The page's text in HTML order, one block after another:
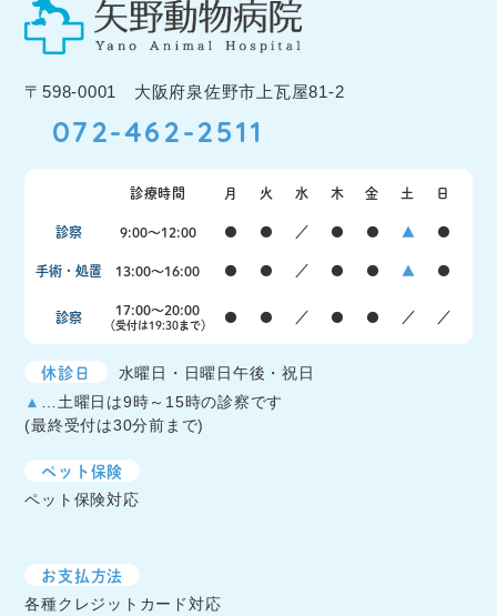
〒598-0001 大阪府泉佐野市上瓦屋81-2
072-462-2511
診療時間 月 火 水 木 金 土 日
診察 9:00〜12:00 ● ● ／ ● ● ▲ ●
手術・処置 13:00〜16:00 ● ● ／ ● ● ▲ ●
診察 17:00〜20:00
（受付は19:30まで） ● ● ／ ● ● ／ ／
休診日
水曜日・日曜日午後・祝日
▲ …土曜日は9時～15時の診察です
(最終受付は30分前まで)
ペット保険
ペット保険対応
お支払方法
各種クレジットカード対応